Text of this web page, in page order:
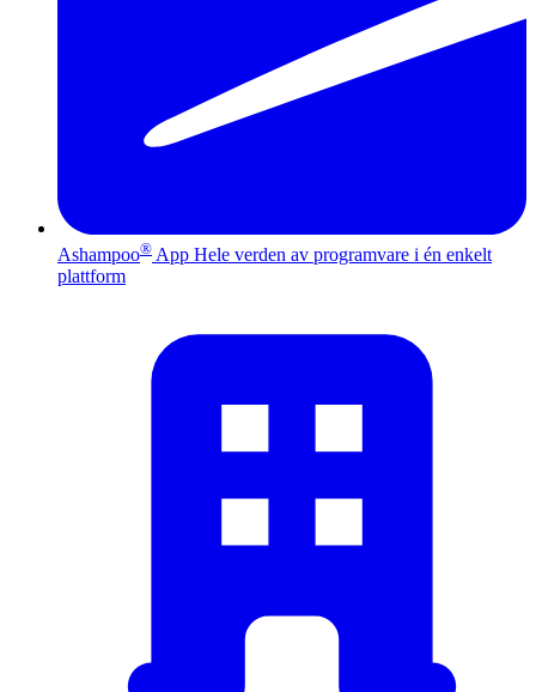
Ashampoo® App Hele verden av programvare i én enkelt
plattform